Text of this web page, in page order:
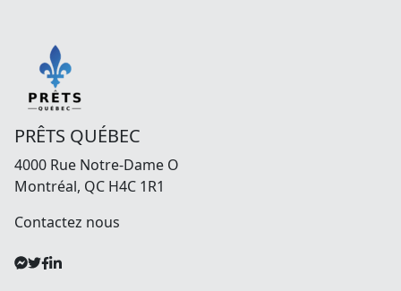
PRÊTS QUÉBEC
4000 Rue Notre-Dame O
Montréal, QC H4C 1R1
Contactez nous